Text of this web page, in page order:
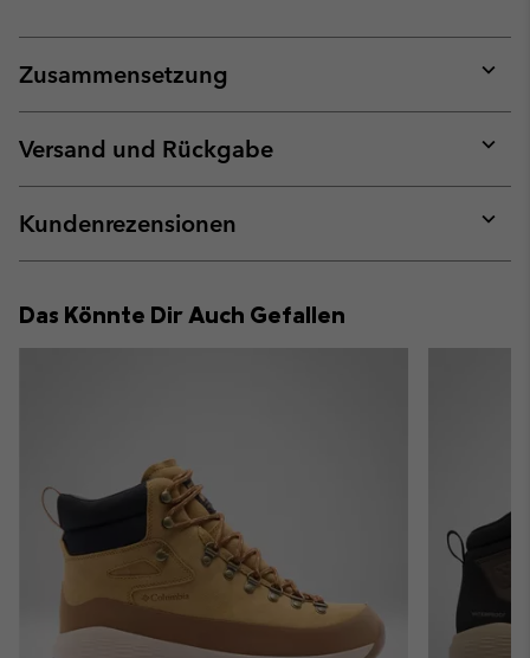
Zusammensetzung
or
Versand und Rückgabe
or
Kundenrezensionen
or
Das Könnte Dir Auch Gefallen